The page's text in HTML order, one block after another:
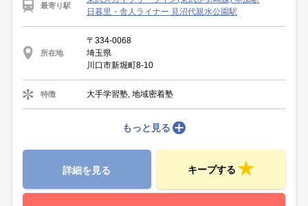
最寄り駅
日暮里・舎人ライナー 見沼代親水公園駅
所在地
〒334-0068
埼玉県
川口市新堀町8-10
特徴 大手学習塾, 地域密着塾
もっと見る
詳細を見る キープする